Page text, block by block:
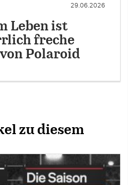
29.06.2026
Leben ist
freche
Polaroid
zu diesem